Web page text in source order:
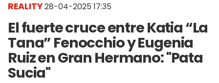
REALITY28-04-2025 17:35
El fuerte cruce entre Katia “La
Tana” Fenocchio y Eugenia
Ruiz en Gran Hermano: "Pata
Sucia"